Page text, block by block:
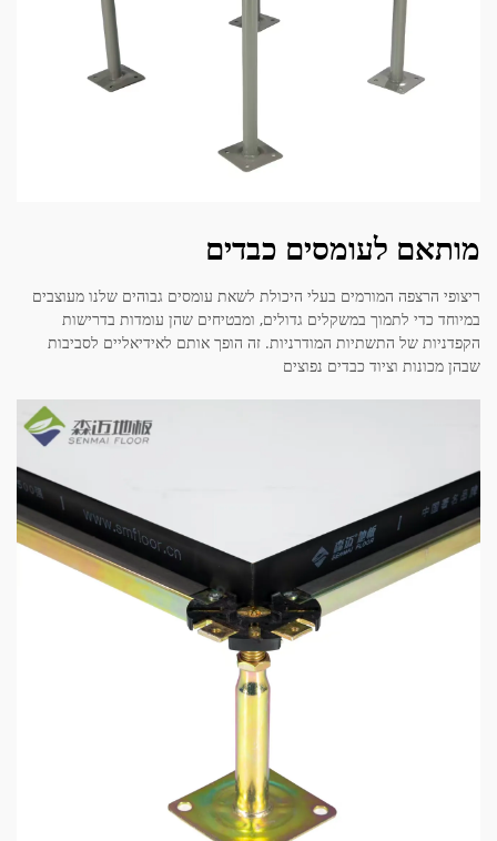
מותאם לעומסים כבדים
ריצופי הרצפה המורמים בעלי היכולת לשאת עומסים גבוהים שלנו מעוצבים
במיוחד כדי לתמוך במשקלים גדולים, ומבטיחים שהן עומדות בדרישות
הקפדניות של התשתיות המודרניות. זה הופך אותם לאידיאליים לסביבות
שבהן מכונות וציוד כבדים נפוצים